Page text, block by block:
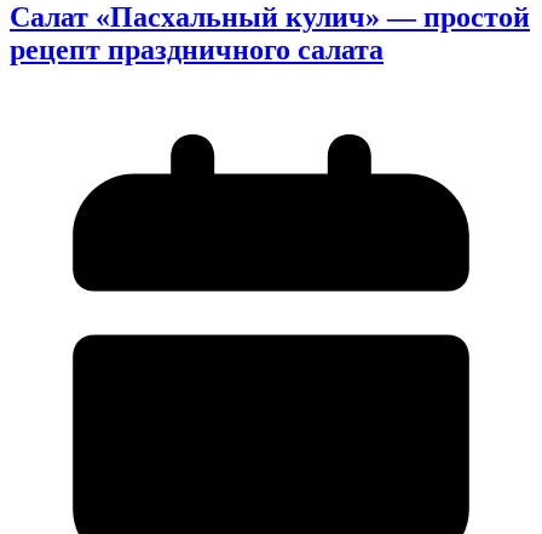
Салат «Пасхальный кулич» — простой
рецепт праздничного салата